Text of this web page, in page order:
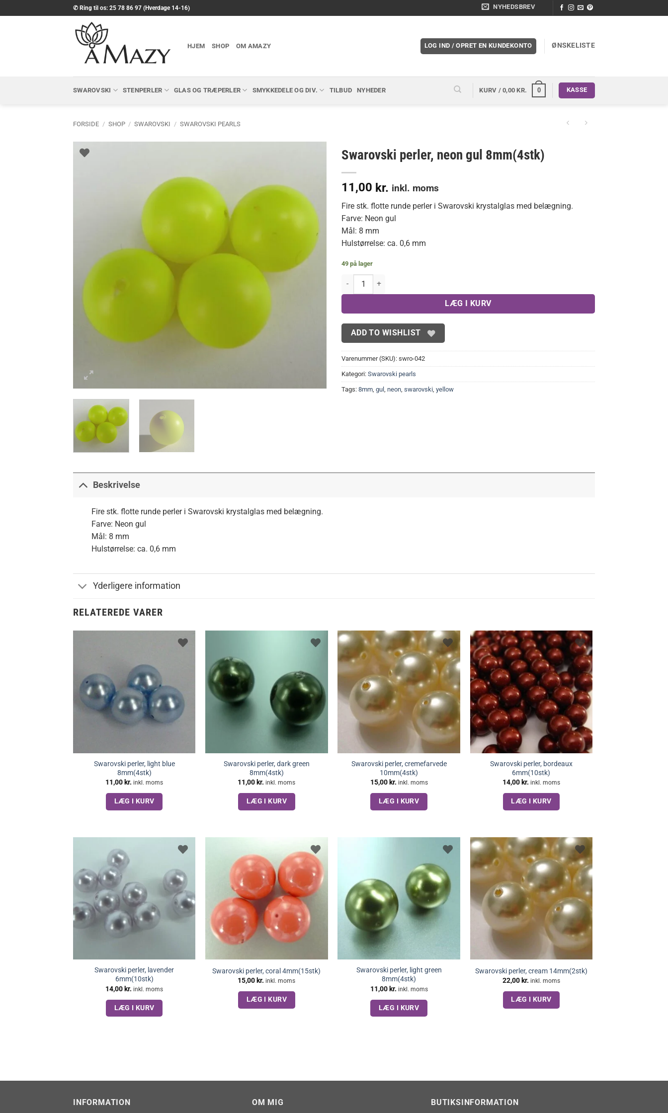
til
✆ Ring til os: 25 78 86 97 (Hverdage 14-16) NYHEDSBREV
HJEM SHOP OM AMAZY LOG IND / OPRET EN KUNDEKONTO ØNSKELISTE
SWAROVSKI STENPERLER GLAS OG TRÆPERLER SMYKKEDELE OG DIV. TILBUD NYHEDER KURV /0,00KR. 0 KASSE
FORSIDE / SHOP / SWAROVSKI / SWAROVSKI PEARLS
Swarovski perler, neon gul 8mm(4stk)
11,00 kr. inkl. moms
Fire stk. flotte runde perler i Swarovski krystalglas med belægning.
Farve: Neon gul
Mål: 8 mm
Hulstørrelse: ca. 0,6 mm
49 på lager
Swarovski perler, neon gul 8mm(4stk) antal
LÆG I KURV
ADD TO WISHLIST
Varenummer (SKU): swro-042
Kategori: Swarovski pearls
Tags: 8mm gul neon swarovski yellow
Beskrivelse
Fire stk. flotte runde perler i Swarovski krystalglas med belægning.
Farve: Neon gul
Mål: 8 mm
Hulstørrelse: ca. 0,6 mm
Yderligere information
RELATEREDE VARER
Swarovski perler, light blue
8mm(4stk)
11,00 kr. inkl. moms
LÆG I KURV
Swarovski perler, dark green
8mm(4stk)
11,00 kr. inkl. moms
LÆG I KURV
Swarovski perler, cremefarvede
10mm(4stk)
15,00 kr. inkl. moms
LÆG I KURV
Swarovski perler, bordeaux
6mm(10stk)
14,00 kr. inkl. moms
LÆG I KURV
Swarovski perler, lavender
6mm(10stk)
14,00 kr. inkl. moms
LÆG I KURV
Swarovski perler, coral 4mm(15stk)
15,00 kr. inkl. moms
LÆG I KURV
Swarovski perler, light green
8mm(4stk)
11,00 kr. inkl. moms
LÆG I KURV
Swarovski perler, cream 14mm(2stk)
22,00 kr. inkl. moms
LÆG I KURV
INFORMATION OM MIG BUTIKSINFORMATION